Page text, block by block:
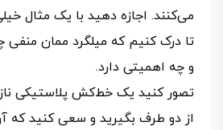
می‌کنند. اجازه دهید با یک مثال
تا درک کنیم که میلگرد ممان منفی
و چه اهمیتی دارد.
تصور کنید یک خط‌کش پلاستیکی
از دو طرف بگیرید و سعی کنید که